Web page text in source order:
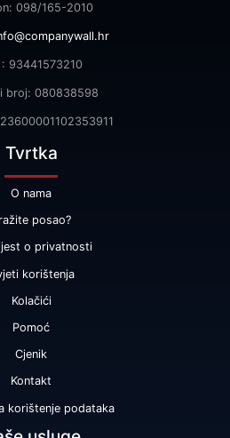
098/165-2010
: 93441573210
broj: 080838598
Tvrtka
O nama
posao?
o privatnosti
korištenja
Kolačići
Pomoć
Cjenik
Kontakt
korištenje podataka